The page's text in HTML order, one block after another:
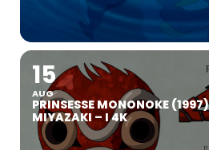
15
AUG
PRINSESSE MONONOKE
MIYAZAKI – I 4K